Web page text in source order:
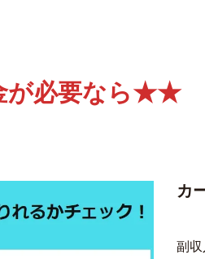
が必要なら★★
カ
副